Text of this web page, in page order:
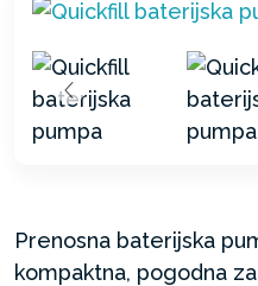
Prenosna baterijska
kompaktna, pogodna